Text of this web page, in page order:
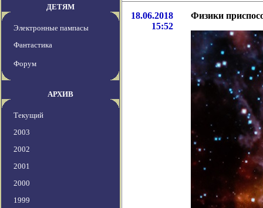
ДЕТЯМ
Электронные пампасы
Фантастика
Форум
АРХИВ
Текущий
2003
2002
2001
2000
1999
18.06.2018
15:52
Физики